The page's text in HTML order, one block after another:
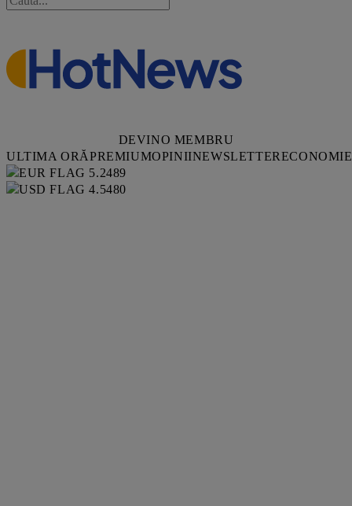
DEVINO MEMBRU
ULTIMA ORĂPREMIUMOPINIINEWSLETTERECONOMIE
5.2489
4.5480